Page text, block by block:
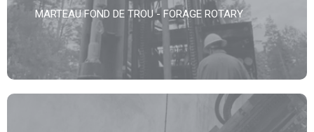
MARTEAU FOND DE TROU - FORAGE ROTARY